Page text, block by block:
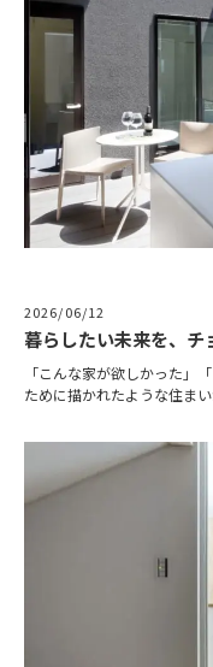
2026/06/12
暮らしたい未来を、チ
「こんな家が欲しかった」
ために描かれたような住ま